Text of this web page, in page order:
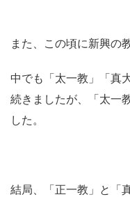
また、この頃に新興の
中でも「太一教」「真
続きましたが、「太一
した。
結局、「正一教」と「